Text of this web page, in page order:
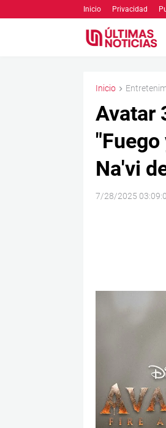
Inicio Privacidad
Inicio
Avatar
Na'vi
7/28/2025